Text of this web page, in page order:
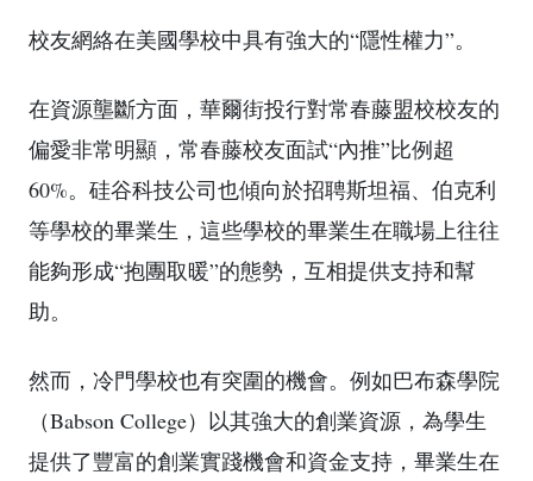
校友網絡在美國學校中具有強大的“隱性權力”。
在資源壟斷方面，華爾街投行對常春藤盟校校友的
偏愛非常明顯，常春藤校友面試“內推”比例超
60%。硅谷科技公司也傾向於招聘斯坦福、伯克利
等學校的畢業生，這些學校的畢業生在職場上往往
能夠形成“抱團取暖”的態勢，互相提供支持和幫
助。
然而，冷門學校也有突圍的機會。例如巴布森學院
（Babson College）以其強大的創業資源，為學生
提供了豐富的創業實踐機會和資金支持，畢業生在